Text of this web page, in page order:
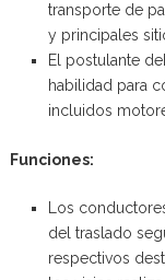
transporte de
y principales
El postulante
habilidad para
incluidos
Funciones:
Los
del traslado
respectivos